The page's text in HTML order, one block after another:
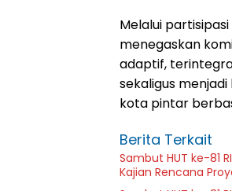
Melalui partisipasi
menegaskan
adaptif,
sekaligus
kota pintar
Berita Terkait
Sambut HUT ke-81
Kajian Rencana